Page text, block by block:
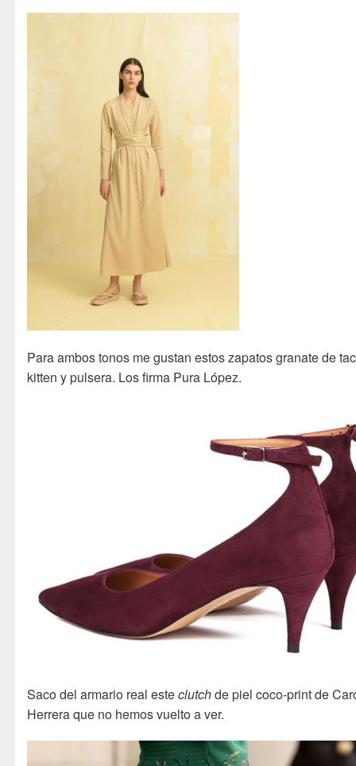
Para ambos tonos me gustan estos zapatos granate de
kitten y pulsera. Los firma Pura López.
Saco del armario real esteclutchde piel coco-print de
Herrera que no hemos vuelto a ver.